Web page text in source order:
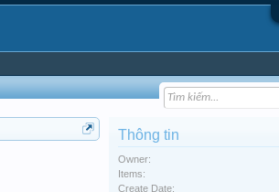
Thông tin
Owner:
Items:
Create Date: